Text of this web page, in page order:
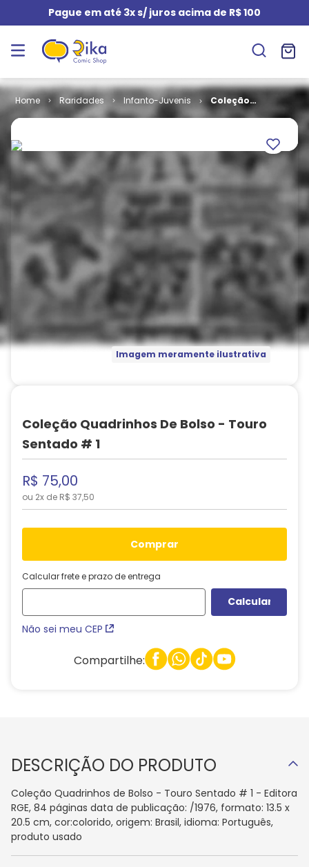
Pague em até 3x s/ juros acima de R$ 100
Raridades Infanto-Juvenis
Coleção
Quadrinhos
Sentado # 1
Imagem meramente ilustrativa
Coleção Quadrinhos De Bolso - Touro
Sentado # 1
R$ 75,00
ou 2x de R$ 37,50
comprar
Calcular frete e prazo de entrega
Não sei meu CEP
Compartilhe:
DESCRIÇÃO DO PRODUTO
Coleção Quadrinhos de Bolso - Touro Sentado # 1 - Editora
RGE, 84 páginas data de publicação: /1976, formato: 13.5 x
20.5 cm, cor:colorido, origem: Brasil, idioma: Português,
produto usado